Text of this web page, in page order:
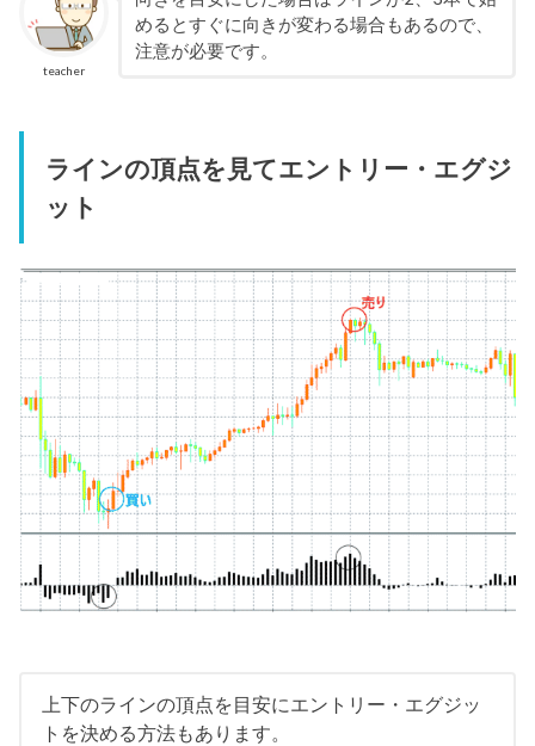
teacher
めるとすぐに向きが変わる場合もあるので、
注意が必要です。
ラインの頂点を見てエントリー・エグジ
ット
上下のラインの頂点を目安にエントリー・エグジッ
トを決める方法もあります。